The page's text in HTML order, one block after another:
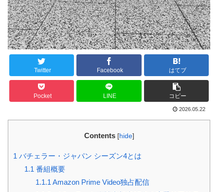
Twitter Facebook はてブ
Pocket LINE コピー
2026.05.22
Contents [hide]
1 バチェラー・ジャパン シーズン4とは
1.1 番組概要
1.1.1 Amazon Prime Video独占配信